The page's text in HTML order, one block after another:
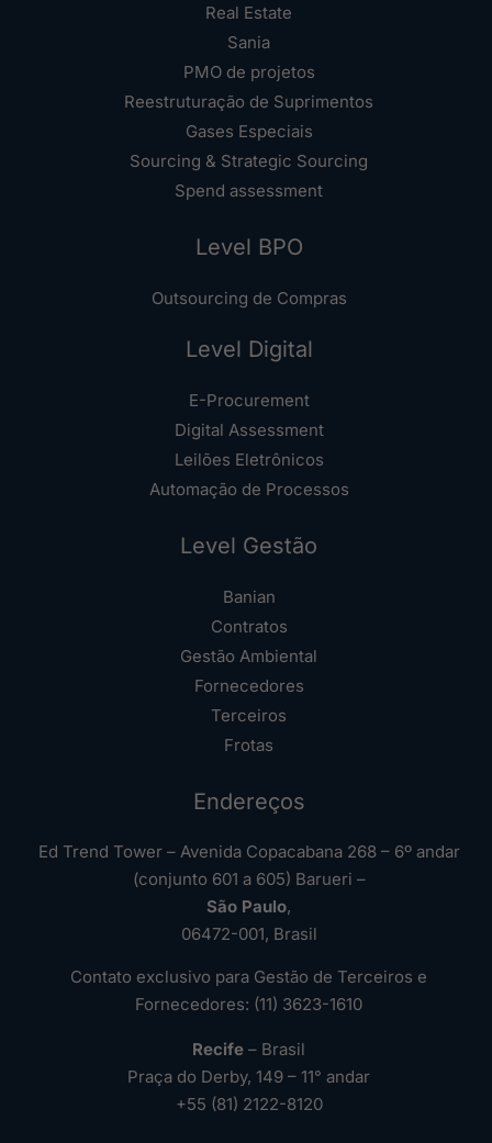
Real Estate
Sania
PMO de projetos
Reestruturação de Suprimentos
Gases Especiais
Sourcing & Strategic Sourcing
Spend assessment
Level BPO
Outsourcing de Compras
Level Digital
E-Procurement
Digital Assessment
Leilões Eletrônicos
Automação de Processos
Level Gestão
Banian
Contratos
Gestão Ambiental
Fornecedores
Terceiros
Frotas
Endereços
Ed Trend Tower – Avenida Copacabana 268 – 6º andar
(conjunto 601 a 605) Barueri –
São Paulo,
06472-001, Brasil
Contato exclusivo para Gestão de Terceiros e
Fornecedores: (11) 3623-1610
Recife – Brasil
Praça do Derby, 149 – 11° andar
+55 (81) 2122-8120